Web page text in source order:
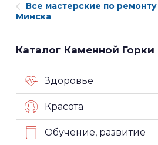
Все мастерские по
Минска
Каталог Каменной Горки
Здоровье
Красота
Обучение, развитие